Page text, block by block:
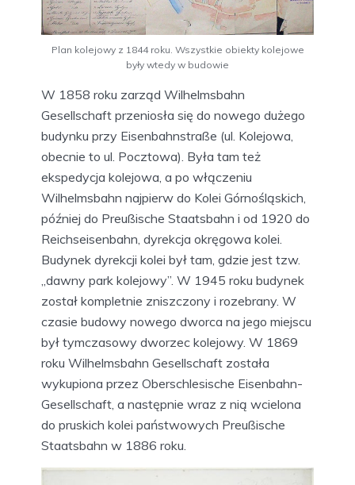
Plan kolejowy z 1844 roku. Wszystkie obiekty kolejowe
były wtedy w budowie
W 1858 roku zarząd Wilhelmsbahn
Gesellschaft przeniosła się do nowego dużego
budynku przy Eisenbahnstraße (ul. Kolejowa,
obecnie to ul. Pocztowa). Była tam też
ekspedycja kolejowa, a po włączeniu
Wilhelmsbahn najpierw do Kolei Górnośląskich,
później do Preußische Staatsbahn i od 1920 do
Reichseisenbahn, dyrekcja okręgowa kolei.
Budynek dyrekcji kolei był tam, gdzie jest tzw.
„dawny park kolejowy”. W 1945 roku budynek
został kompletnie zniszczony i rozebrany. W
czasie budowy nowego dworca na jego miejscu
był tymczasowy dworzec kolejowy. W 1869
roku Wilhelmsbahn Gesellschaft została
wykupiona przez Oberschlesische Eisenbahn-
Gesellschaft, a następnie wraz z nią wcielona
do pruskich kolei państwowych Preußische
Staatsbahn w 1886 roku.